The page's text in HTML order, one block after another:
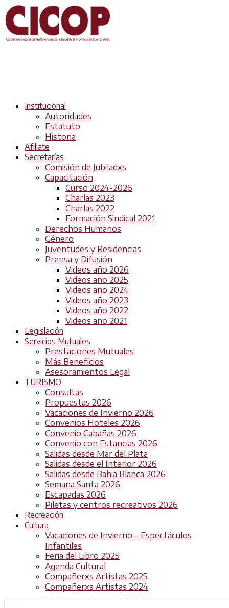
Institucional
Autoridades
Estatuto
Historia
Afiliate
Secretarías
Comisión de Jubiladxs
Capacitación
Curso 2024-2026
Charlas 2023
Charlas 2022
Formación Sindical 2021
Derechos Humanos
Género
Juventudes y Residencias
Prensa y Difusión
Videos año 2026
Videos año 2025
Videos año 2024
Videos año 2023
Videos año 2022
Videos año 2021
Legislación
Servicios Mutuales
Prestaciones Mutuales
Más Beneficios
Asesoramientos Legal
TURISMO
Consultas
Propuestas 2026
Vacaciones de Invierno 2026
Convenios Hoteles 2026
Convenio Cabañas 2026
Convenio con Estancias 2026
Salidas desde Mar del Plata
Salidas desde el Interior 2026
Salidas desde Bahia Blanca 2026
Semana Santa 2026
Escapadas 2026
Piletas y centros recreativos 2026
Recreación
Cultura
Vacaciones de Invierno – Espectáculos
Infantiles
Feria del Libro 2025
Agenda Cultural
Compañerxs Artistas 2025
Compañerxs Artistas 2024